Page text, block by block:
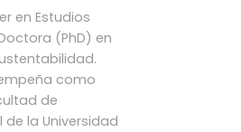
en Estudios
(PhD) en
como
de
la Universidad